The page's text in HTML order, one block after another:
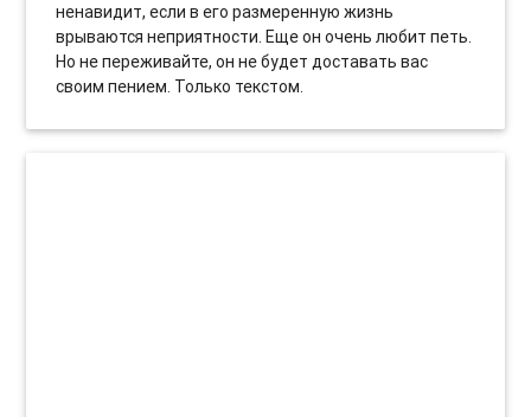
ненавидит, если в его размеренную жизнь
врываются неприятности. Еще он очень любит петь.
Но не переживайте, он не будет доставать вас
своим пением. Только текстом.